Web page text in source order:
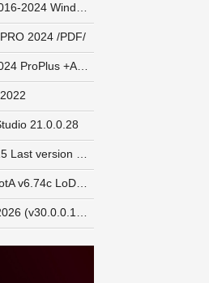
2024 /PDF/
21.0.0.28